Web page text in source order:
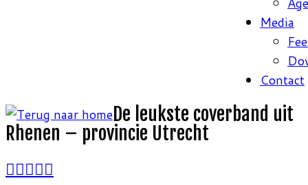
Media
Contact
De leukste coverband uit
Rhenen – provincie Utrecht